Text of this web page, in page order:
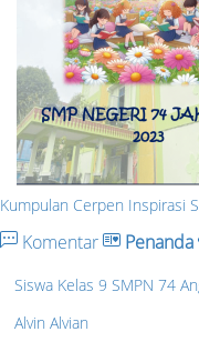
Kumpulan Cerpen Inspirasi
Komentar Penanda
Siswa Kelas 9 SMPN 74
Alvin Alvian